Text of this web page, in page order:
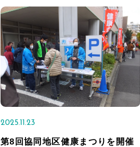
2025.11.23
第8回協同地区健康まつりを開催